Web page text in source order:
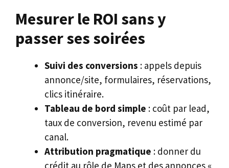
Mesurer le ROI sans y
passer ses soirées
Suivi des conversions : appels depuis
annonce/site, formulaires, réservations,
clics itinéraire.
Tableau de bord simple : coût par lead,
taux de conversion, revenu estimé par
canal.
Attribution pragmatique : donner du
crédit au rôle de Maps et des annonces «